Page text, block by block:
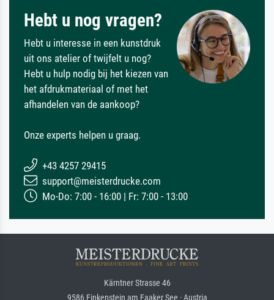
Hebt u nog vragen?
Hebt u interesse in een kunstdruk
uit ons atelier of twijfelt u nog?
Hebt u hulp nodig bij het kiezen van
het afdrukmateriaal of met het
afhandelen van de aankoop?
Onze experts helpen u graag.
+43 4257 29415
support@meisterdrucke.com
Mo-Do: 7:00 - 16:00 | Fr: 7:00 - 13:00
Kärntner Strasse 46
9586 Finkenstein am Faaker See · Austria